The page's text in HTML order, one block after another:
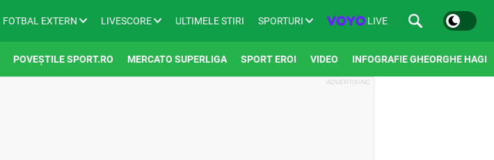
FOTBAL EXTERN LIVESCORE ULTIMELE STIRI SPORTURI LIVE
POVEȘTILE SPORT.RO MERCATO SUPERLIGA SPORT EROI VIDEO INFOGRAFIE GHEORGHE HAGI